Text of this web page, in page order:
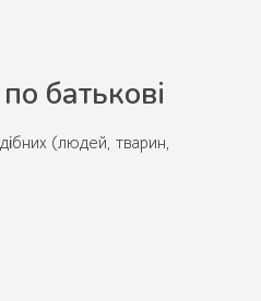
батькові
(людей, тварин,